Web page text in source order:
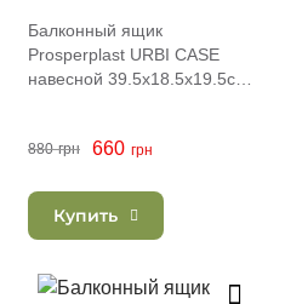
Балконный ящик
Prosperplast URBI CASE
навесной 39.5х18.5х19.5см
880 грн 660 грн
Купить